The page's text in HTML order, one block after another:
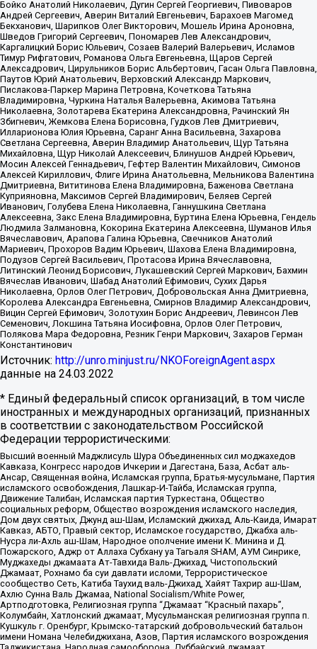
Бойко Анатолий Николаевич, Дугин Сергей Георгиевич, Пивоваров
Андрей Сергеевич, Аверин Виталий Евгеньевич, Барахоев Магомед
Бекханович, Шарипков Олег Викторович, Мошель Ирина Ароновна,
Шведов Григорий Сергеевич, Пономарев Лев Александрович,
Каргалицкий Борис Юльевич, Созаев Валерий Валерьевич, Исламов
Тимур Рифгатович, Романова Ольга Евгеньевна, Щаров Сергей
Алексадрович, Цирульников Борис Альбертович, Гасан Ольга Павловна,
Паутов Юрий Анатольевич, Верховский Александр Маркович,
Пислакова-Паркер Марина Петровна, Кочеткова Татьяна
Владимировна, Чуркина Наталья Валерьевна, Акимова Татьяна
Николаевна, Золотарева Екатерина Александровна, Рачинский Ян
Збигневич, Жемкова Елена Борисовна, Гудков Лев Дмитриевич,
Илларионова Юлия Юрьевна, Саранг Анна Васильевна, Захарова
Светлана Сергеевна, Аверин Владимир Анатольевич, Щур Татьяна
Михайловна, Щур Николай Алексеевич, Блинушов Андрей Юрьевич,
Мосин Алексей Геннадьевич, Гефтер Валентин Михайлович, Симонов
Алексей Кириллович, Флиге Ирина Анатольевна, Мельникова Валентина
Дмитриевна, Вититинова Елена Владимировна, Баженова Светлана
Куприяновна, Максимов Сергей Владимирович, Беляев Сергей
Иванович, Голубева Елена Николаевна, Ганнушкина Светлана
Алексеевна, Закс Елена Владимировна, Буртина Елена Юрьевна, Гендель
Людмила Залмановна, Кокорина Екатерина Алексеевна, Шуманов Илья
Вячеславович, Арапова Галина Юрьевна, Свечников Анатолий
Мариевич, Прохоров Вадим Юрьевич, Шахова Елена Владимировна,
Подузов Сергей Васильевич, Протасова Ирина Вячеславовна,
Литинский Леонид Борисович, Лукашевский Сергей Маркович, Бахмин
Вячеслав Иванович, Шабад Анатолий Ефимович, Сухих Дарья
Николаевна, Орлов Олег Петрович, Добровольская Анна Дмитриевна,
Королева Александра Евгеньевна, Смирнов Владимир Александрович,
Вицин Сергей Ефимович, Золотухин Борис Андреевич, Левинсон Лев
Семенович, Локшина Татьяна Иосифовна, Орлов Олег Петрович,
Полякова Мара Федоровна, Резник Генри Маркович, Захаров Герман
Константинович
Источник: http://unro.minjust.ru/NKOForeignAgent.aspx
данные на 24.03.2022
* Единый федеральный список организаций, в том числе
иностранных и международных организаций, признанных
в соответствии с законодательством Российской
Федерации террористическими:
Высший военный Маджлисуль Шура Объединенных сил моджахедов
Кавказа, Конгресс народов Ичкерии и Дагестана, База, Асбат аль-
Ансар, Священная война, Исламская группа, Братья-мусульмане, Партия
исламского освобождения, Лашкар-И-Тайба, Исламская группа,
Движение Талибан, Исламская партия Туркестана, Общество
социальных реформ, Общество возрождения исламского наследия,
Дом двух святых, Джунд аш-Шам, Исламский джихад, Аль-Каида, Имарат
Кавказ, АБТО, Правый сектор, Исламское государство, Джабха аль-
Нусра ли-Ахль аш-Шам, Народное ополчение имени К. Минина и Д.
Пожарского, Аджр от Аллаха Субхану уа Тагьаля SHAM, АУМ Синрике,
Муджахеды джамаата Ат-Тавхида Валь-Джихад, Чистопольский
Джамаат, Рохнамо ба суи давлати исломи, Террористическое
сообщество Сеть, Катиба Таухид валь-Джихад, Хайят Тахрир аш-Шам,
Ахлю Сунна Валь Джамаа, National Socialism/White Power,
Артподготовка, Религиозная группа “Джамаат “Красный пахарь”,
Колумбайн, Хатлонский джамаат, Мусульманская религиозная группа п.
Кушкуль г. Оренбург, Крымско-татарский добровольческий батальон
имени Номана Челебиджихана, Азов, Партия исламского возрождения